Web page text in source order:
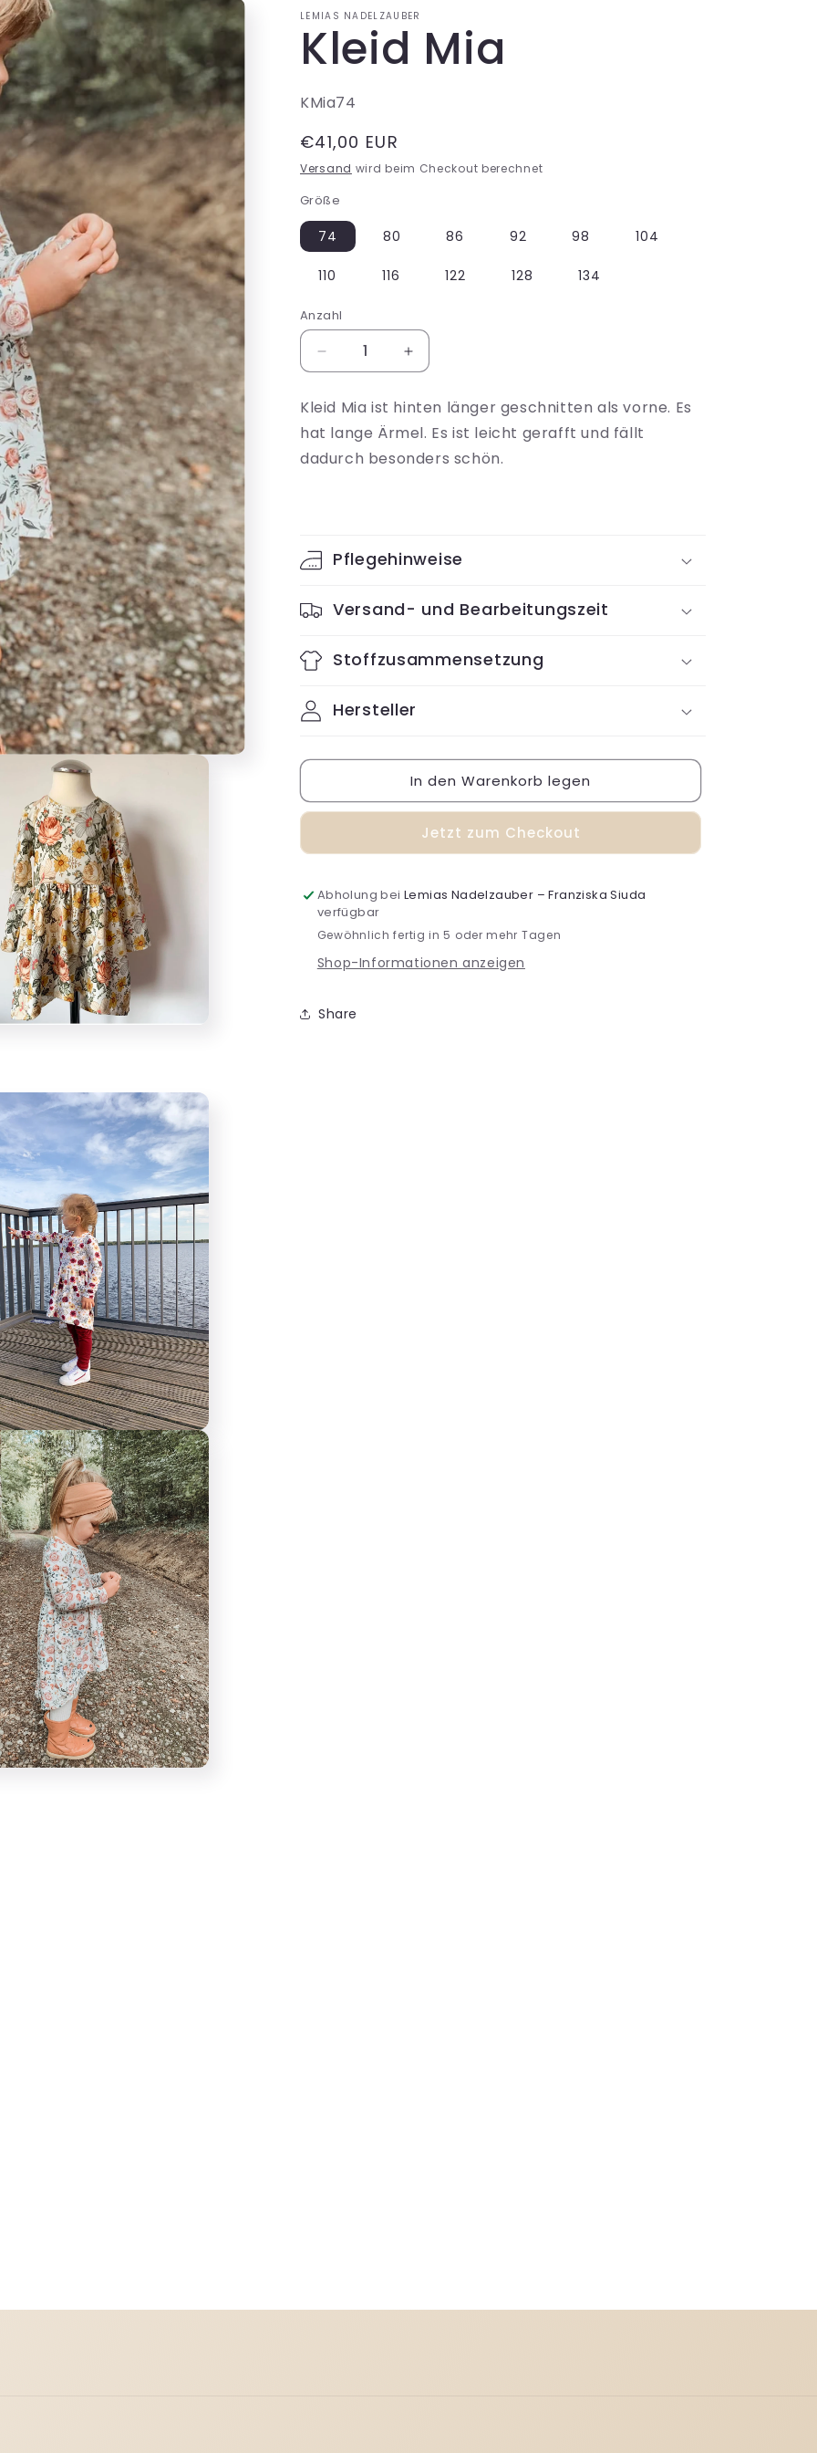
o
n
LEMIAS NADELZAUBER
Kleid Mia
SKU:
KMia74
Normaler
Preis
€41,00 EUR
Versand wird beim Checkout berechnet
Größe
74 80 86 92 98 104
110 116 122 128 134
Anzahl
Verringere
die
Menge
für
Kleid
Mia
Erhöhe
die
Menge
für
Kleid
Mia
Kleid Mia ist hinten länger geschnitten als vorne. Es
hat lange Ärmel. Es ist leicht gerafft und fällt
dadurch besonders schön.
Pflegehinweise
Versand- und Bearbeitungszeit
Stoffzusammensetzung
Hersteller
In den Warenkorb legen
Jetzt zum Checkout
Abholung bei Lemias Nadelzauber – Franziska Siuda
verfügbar
Gewöhnlich fertig in 5 oder mehr Tagen
Shop-Informationen anzeigen
Share